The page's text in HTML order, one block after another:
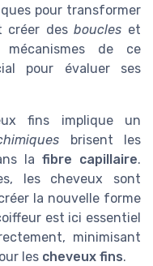
pour transformer
créer desboucles et
de ce
pour évaluer ses
fins implique un
brisent les
la fibre capillaire.
les cheveux sont
la nouvelle forme
est ici essentiel
minimisant
les cheveux fins.